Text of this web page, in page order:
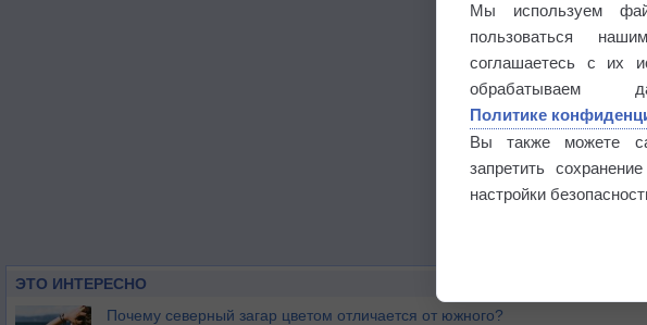
ЭТО ИНТЕРЕСНО
Почему северный загар цветом отличается от южного?
Мы используем
пользоваться
соглашаетесь с их
Политике
Вы также можете
запретить
настройки